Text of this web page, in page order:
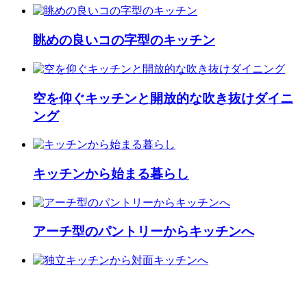
眺めの良いコの字型のキッチン
空を仰ぐキッチンと開放的な吹き抜けダイニ
ング
キッチンから始まる暮らし
アーチ型のパントリーからキッチンへ